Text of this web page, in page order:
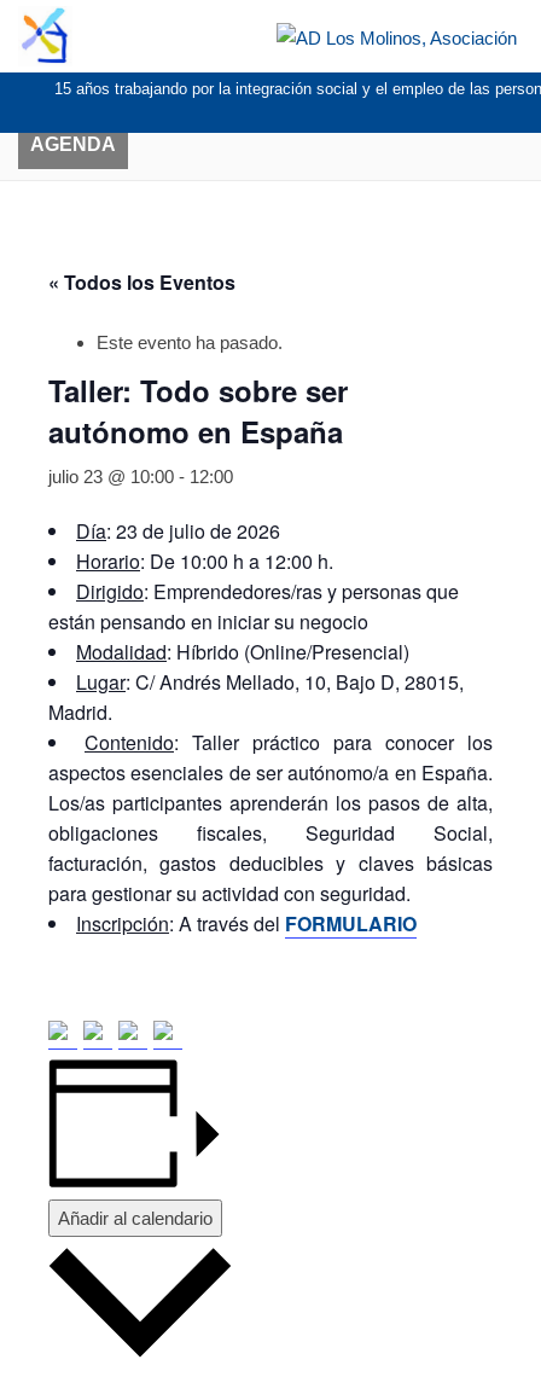
15 años trabajando por la integración social y el empleo de las
AGENDA
« Todos los Eventos
Este evento ha pasado.
Taller: Todo sobre ser
autónomo en España
julio 23 @ 10:00 - 12:00
Día: 23 de julio de 2026
Horario: De 10:00 h a 12:00 h.
Dirigido: Emprendedores/ras y personas que
están pensando en iniciar su negocio
Modalidad: Híbrido (Online/Presencial)
Lugar: C/ Andrés Mellado, 10, Bajo D, 28015,
Madrid.
Contenido: Taller práctico para conocer los
aspectos esenciales de ser autónomo/a en España.
Los/as participantes aprenderán los pasos de alta,
obligaciones fiscales, Seguridad Social,
facturación, gastos deducibles y claves básicas
para gestionar su actividad con seguridad.
Inscripción: A través del FORMULARIO
Añadir al calendario